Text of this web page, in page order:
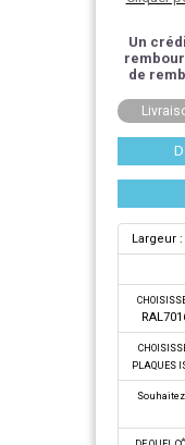
Un
de
Largeur
PLAQUES